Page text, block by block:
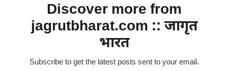
Discover more from
jagrutbharat.com :: जागृत
भारत
Subscribe to get the latest posts sent to your email.